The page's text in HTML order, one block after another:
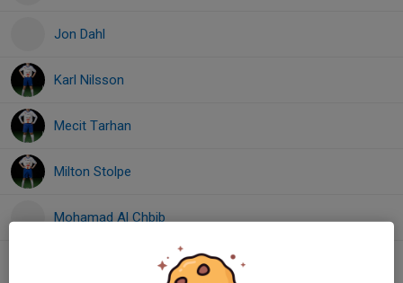
Jon Dahl
Karl Nilsson
Mecit Tarhan
Milton Stolpe
Mohamad Al Chbib
, A-laget